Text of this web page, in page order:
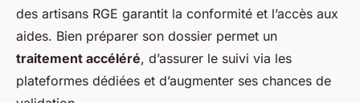
des artisans RGE garantit la conformité et l’accès aux
aides. Bien préparer son dossier permet un
traitement accéléré, d’assurer le suivi via les
plateformes dédiées et d’augmenter ses chances de